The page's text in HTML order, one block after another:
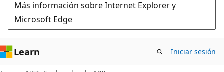
Más información sobre Internet Explorer y
Microsoft Edge
Learn Iniciar sesión